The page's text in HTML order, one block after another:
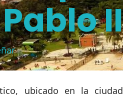
II
ubicado en la ciudad